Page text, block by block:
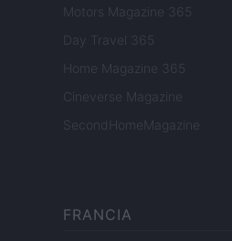
Motors Magazine 365
Day Travel 365
Home Magazine 365
Cineverse Magazine
SecondHomeMagazine
FRANCIA